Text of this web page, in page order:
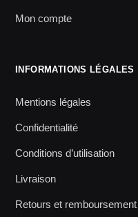
Mon compte
INFORMATIONS LÉGALES
Mentions légales
Confidentialité
Conditions d’utilisation
Livraison
Retours et remboursement